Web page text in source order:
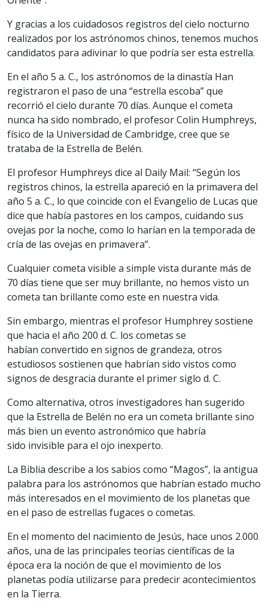
Y gracias a los cuidadosos registros del cielo nocturno
realizados por los astrónomos chinos, tenemos muchos
candidatos para adivinar lo que podría ser esta estrella.
En el año 5 a. C., los astrónomos de la dinastía Han
registraron el paso de una “estrella escoba” que
recorrió el cielo durante 70 días. Aunque el cometa
nunca ha sido nombrado, el profesor Colin Humphreys,
físico de la Universidad de Cambridge, cree que se
trataba de la Estrella de Belén.
El profesor Humphreys dice al Daily Mail: “Según los
registros chinos, la estrella apareció en la primavera del
año 5 a. C., lo que coincide con el Evangelio de Lucas que
dice que había pastores en los campos, cuidando sus
ovejas por la noche, como lo harían en la temporada de
cría de las ovejas en primavera”.
Cualquier cometa visible a simple vista durante más de
70 días tiene que ser muy brillante, no hemos visto un
cometa tan brillante como este en nuestra vida.
Sin embargo, mientras el profesor Humphrey sostiene
que hacia el año 200 d. C. los cometas se
habían convertido en signos de grandeza, otros
estudiosos sostienen que habrían sido vistos como
signos de desgracia durante el primer siglo d. C.
Como alternativa, otros investigadores han sugerido
que la Estrella de Belén no era un cometa brillante sino
más bien un evento astronómico que habría
sido invisible para el ojo inexperto.
La Biblia describe a los sabios como “Magos”, la antigua
palabra para los astrónomos que habrían estado mucho
más interesados en el movimiento de los planetas que
en el paso de estrellas fugaces o cometas.
En el momento del nacimiento de Jesús, hace unos 2.000
años, una de las principales teorías científicas de la
época era la noción de que el movimiento de los
planetas podía utilizarse para predecir acontecimientos
en la Tierra.